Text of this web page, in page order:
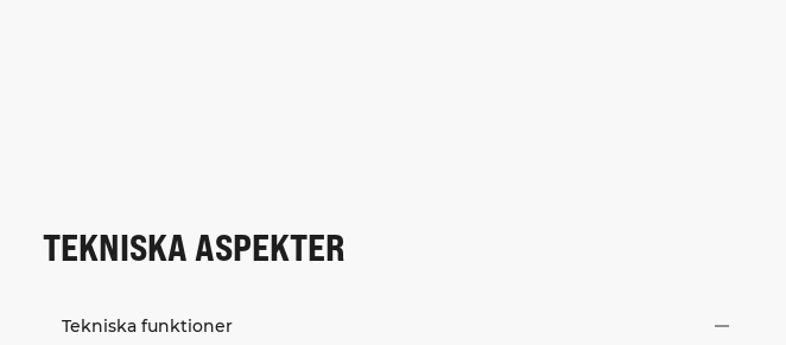
TEKNISKA ASPEKTER
Tekniska funktioner